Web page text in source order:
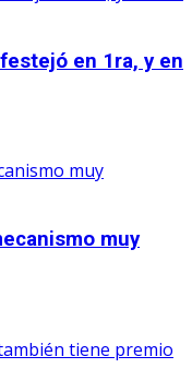
en 1ra, y en
muy